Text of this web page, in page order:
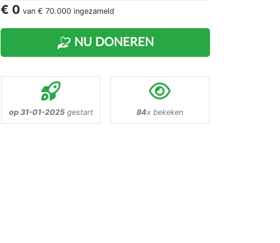
€ 0 van € 70.000 ingezameld
NU DONEREN
op 31-01-2025gestart 84x bekeken